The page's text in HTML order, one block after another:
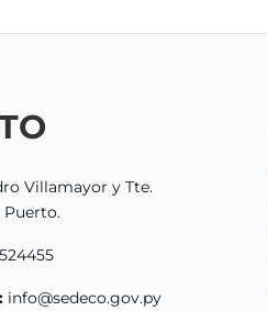
Villamayor y Tte.
Puerto.
info@sedeco.gov.py